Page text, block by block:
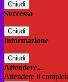
Chiudi
Successo
Chiudi
Informazione
Chiudi
Attendere...
Attendere il